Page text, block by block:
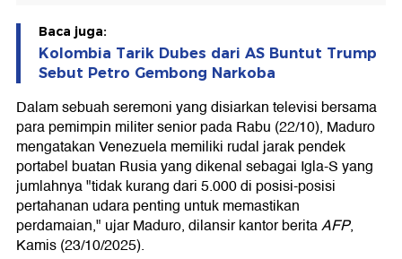
Baca juga:
Kolombia Tarik Dubes dari AS Buntut Trump
Sebut Petro Gembong Narkoba
Dalam sebuah seremoni yang disiarkan televisi bersama
para pemimpin militer senior pada Rabu (22/10), Maduro
mengatakan Venezuela memiliki rudal jarak pendek
portabel buatan Rusia yang dikenal sebagai Igla-S yang
jumlahnya "tidak kurang dari 5.000 di posisi-posisi
pertahanan udara penting untuk memastikan
perdamaian," ujar Maduro, dilansir kantor beritaAFP,
Kamis (23/10/2025).